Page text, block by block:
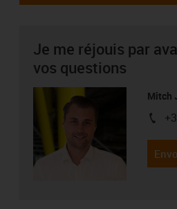
Je me réjouis par
vos questions
Mitch
igus-